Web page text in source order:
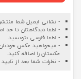
- نشانی ایمیل شما
- لطفا دیدگاهتان تا حد
- لطفا فارسی بنویسید.
- میخواهید عکس خودتان
عکستان را اضافه کنید.
- نظرات شما بعد از